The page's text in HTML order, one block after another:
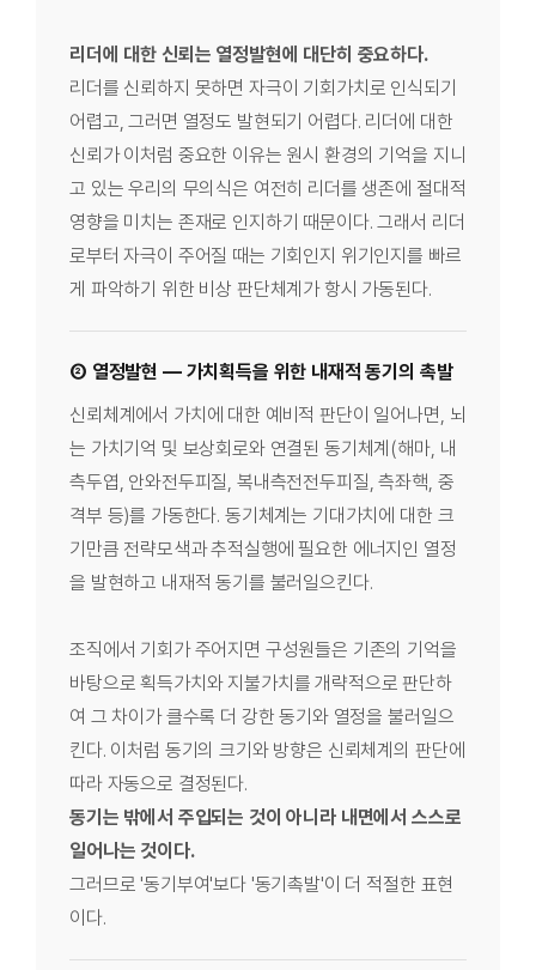
리더에 대한 신뢰는 열정발현에 대단히 중요하다.
리더를 신뢰하지 못하면 자극이 기회가치로 인식되기
어렵고, 그러면 열정도 발현되기 어렵다. 리더에 대한
신뢰가 이처럼 중요한 이유는 원시 환경의 기억을 지니
고 있는 우리의 무의식은 여전히 리더를 생존에 절대적
영향을 미치는 존재로 인지하기 때문이다. 그래서 리더
로부터 자극이 주어질 때는 기회인지 위기인지를 빠르
게 파악하기 위한 비상 판단체계가 항시 가동된다.
② 열정발현 — 가치획득을 위한 내재적 동기의 촉발
신뢰체계에서 가치에 대한 예비적 판단이 일어나면, 뇌
는 가치기억 및 보상회로와 연결된 동기체계(해마, 내
측두엽, 안와전두피질, 복내측전전두피질, 측좌핵, 중
격부 등)를 가동한다. 동기체계는 기대가치에 대한 크
기만큼 전략모색과 추적실행에 필요한 에너지인 열정
을 발현하고 내재적 동기를 불러일으킨다.
조직에서 기회가 주어지면 구성원들은 기존의 기억을
바탕으로 획득가치와 지불가치를 개략적으로 판단하
여 그 차이가 클수록 더 강한 동기와 열정을 불러일으
킨다. 이처럼 동기의 크기와 방향은 신뢰체계의 판단에
따라 자동으로 결정된다.
동기는 밖에서 주입되는 것이 아니라 내면에서 스스로
일어나는 것이다.
그러므로 '동기부여'보다 '동기촉발'이 더 적절한 표현
이다.